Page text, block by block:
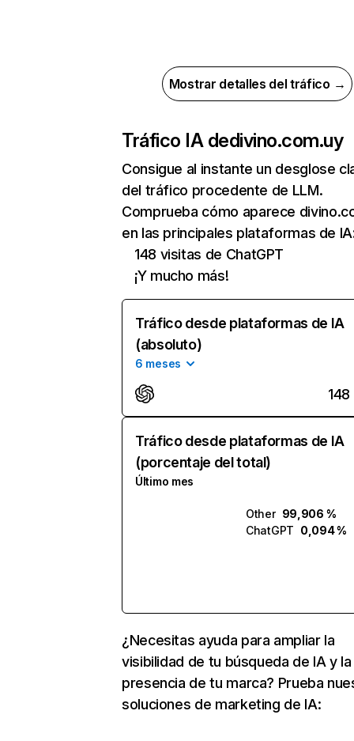
Mostrar detalles del tráfico →
Tráfico IA dedivino.com.uy
Consigue al instante un desglose
del tráfico procedente de LLM.
Comprueba cómo aparece
en las principales plataformas de
148 visitas de ChatGPT
¡Y mucho más!
Tráfico desde plataformas de IA
(absoluto)
6 meses
148
Tráfico desde plataformas de IA
(porcentaje del total)
Último mes
Other 99,906 %
ChatGPT 0,094 %
¿Necesitas ayuda para ampliar la
visibilidad de tu búsqueda de IA y la
presencia de tu marca? Prueba
soluciones de marketing de IA: